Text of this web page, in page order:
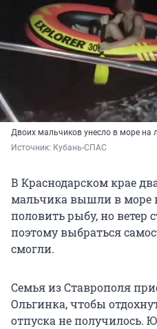
Двоих мальчиков унесло в море на
Источник: Кубань-СПАС
В Краснодарском крае
мальчика вышли в море
половить рыбу, но ветер
поэтому выбраться
смогли.
Семья из Ставрополя
Ольгинка, чтобы
отпуска не получилось.